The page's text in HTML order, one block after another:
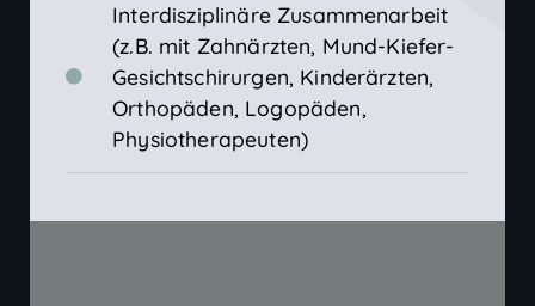
Interdisziplinäre Zusammenarbeit
(z.B. mit Zahnärzten, Mund-Kiefer-
Gesichtschirurgen, Kinderärzten,
Orthopäden, Logopäden,
Physiotherapeuten)